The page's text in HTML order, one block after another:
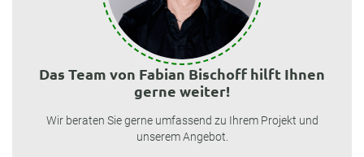
Das Team von Fabian Bischoff hilft Ihnen
gerne weiter!
Wir beraten Sie gerne umfassend zu Ihrem Projekt und
unserem Angebot.